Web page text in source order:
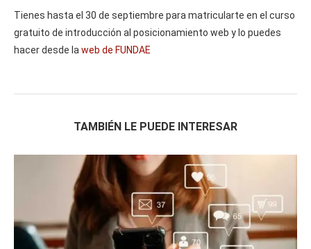
Tienes hasta el 30 de septiembre para matricularte en el curso
gratuito de introducción al posicionamiento web y lo puedes
hacer desde la web de FUNDAE
TAMBIÉN LE PUEDE INTERESAR